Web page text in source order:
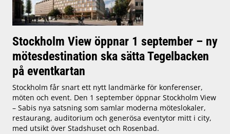
Stockholm View öppnar 1 september – ny
mötesdestination ska sätta Tegelbacken
på eventkartan
Stockholm får snart ett nytt landmärke för konferenser,
möten och event. Den 1 september öppnar Stockholm View
– Sabis nya satsning som samlar moderna möteslokaler,
restaurang, auditorium och generösa eventytor mitt i city,
med utsikt över Stadshuset och Rosenbad.